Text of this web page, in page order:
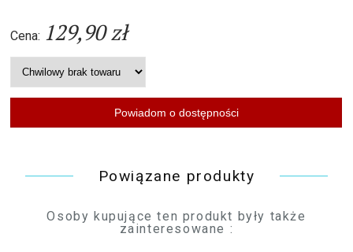
Cena: 129,90 zł
Powiązane produkty
Osoby kupujące ten produkt były także
zainteresowane :